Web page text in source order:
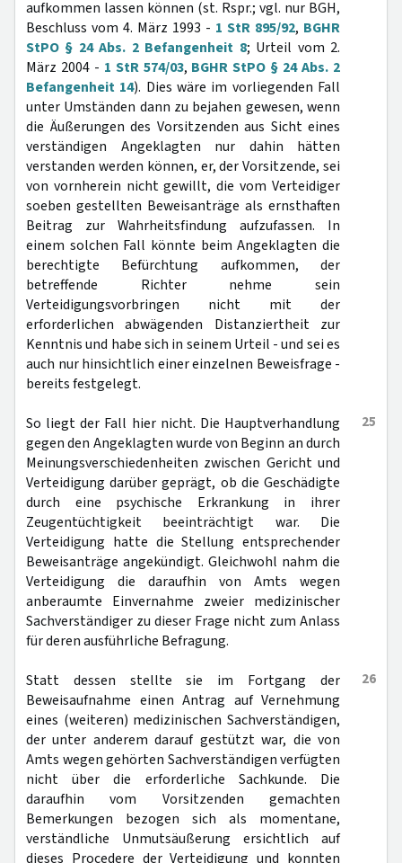
aufkommen lassen können (st. Rspr.; vgl. nur BGH,
Beschluss vom 4. März 1993 - 1 StR 895/92, BGHR
StPO § 24 Abs. 2 Befangenheit 8; Urteil vom 2.
März 2004 - 1 StR 574/03, BGHR StPO § 24 Abs. 2
Befangenheit 14). Dies wäre im vorliegenden Fall
unter Umständen dann zu bejahen gewesen, wenn
die Äußerungen des Vorsitzenden aus Sicht eines
verständigen Angeklagten nur dahin hätten
verstanden werden können, er, der Vorsitzende, sei
von vornherein nicht gewillt, die vom Verteidiger
soeben gestellten Beweisanträge als ernsthaften
Beitrag zur Wahrheitsfindung aufzufassen. In
einem solchen Fall könnte beim Angeklagten die
berechtigte Befürchtung aufkommen, der
betreffende Richter nehme sein
Verteidigungsvorbringen nicht mit der
erforderlichen abwägenden Distanziertheit zur
Kenntnis und habe sich in seinem Urteil - und sei es
auch nur hinsichtlich einer einzelnen Beweisfrage -
bereits festgelegt.
25
So liegt der Fall hier nicht. Die Hauptverhandlung
gegen den Angeklagten wurde von Beginn an durch
Meinungsverschiedenheiten zwischen Gericht und
Verteidigung darüber geprägt, ob die Geschädigte
durch eine psychische Erkrankung in ihrer
Zeugentüchtigkeit beeinträchtigt war. Die
Verteidigung hatte die Stellung entsprechender
Beweisanträge angekündigt. Gleichwohl nahm die
Verteidigung die daraufhin von Amts wegen
anberaumte Einvernahme zweier medizinischer
Sachverständiger zu dieser Frage nicht zum Anlass
für deren ausführliche Befragung.
26
Statt dessen stellte sie im Fortgang der
Beweisaufnahme einen Antrag auf Vernehmung
eines (weiteren) medizinischen Sachverständigen,
der unter anderem darauf gestützt war, die von
Amts wegen gehörten Sachverständigen verfügten
nicht über die erforderliche Sachkunde. Die
daraufhin vom Vorsitzenden gemachten
Bemerkungen bezogen sich als momentane,
verständliche Unmutsäußerung ersichtlich auf
dieses Procedere der Verteidigung und konnten